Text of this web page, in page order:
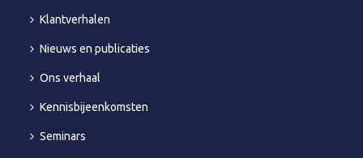
Klantverhalen
Nieuws en publicaties
Ons verhaal
Kennisbijeenkomsten
Seminars